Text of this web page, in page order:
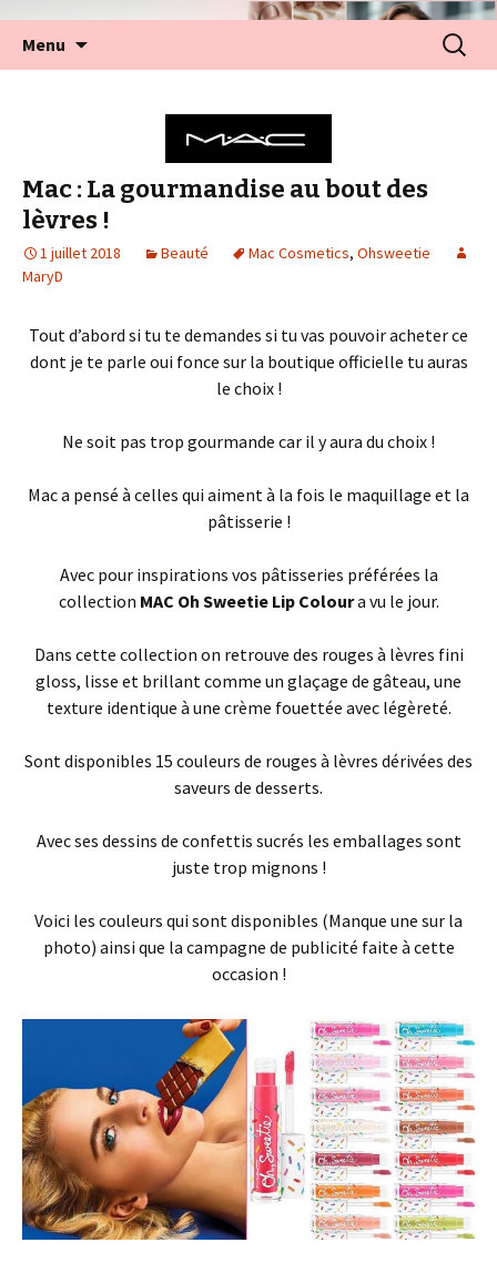
Menu
Mac : La gourmandise au bout des
lèvres !
1 juillet 2018 Beauté Mac Cosmetics, Ohsweetie
MaryD
Tout d’abord si tu te demandes si tu vas pouvoir acheter ce
dont je te parle oui fonce sur la boutique officielle tu auras
le choix !
Ne soit pas trop gourmande car il y aura du choix !
Mac a pensé à celles qui aiment à la fois le maquillage et la
pâtisserie !
Avec pour inspirations vos pâtisseries préférées la
collection MAC Oh Sweetie Lip Coloura vu le jour.
Dans cette collection on retrouve des rouges à lèvres fini
gloss, lisse et brillant comme un glaçage de gâteau, une
texture identique à une crème fouettée avec légèreté.
Sont disponibles 15 couleurs de rouges à lèvres dérivées des
saveurs de desserts.
Avec ses dessins de confettis sucrés les emballages sont
juste trop mignons !
Voici les couleurs qui sont disponibles (Manque une sur la
photo) ainsi que la campagne de publicité faite à cette
occasion !